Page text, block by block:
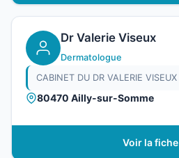
Dr Valerie Viseux
Dermatologue
CABINET DU DR VALERIE VISEUX
80470 Ailly-sur-Somme
Voir la fiche